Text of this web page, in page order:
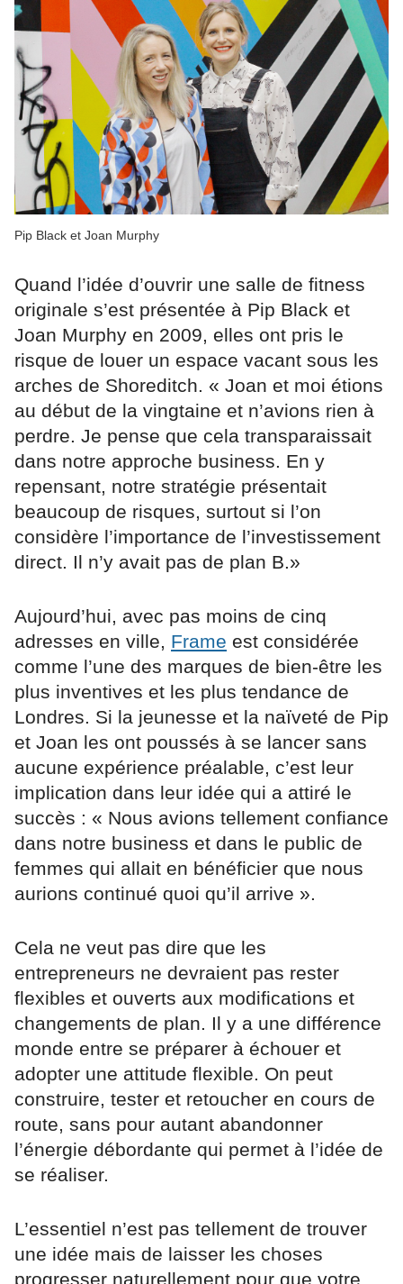
Pip Black et Joan Murphy
Quand l’idée d’ouvrir une salle de fitness
originale s’est présentée à Pip Black et
Joan Murphy en 2009, elles ont pris le
risque de louer un espace vacant sous les
arches de Shoreditch. « Joan et moi étions
au début de la vingtaine et n’avions rien à
perdre. Je pense que cela transparaissait
dans notre approche business. En y
repensant, notre stratégie présentait
beaucoup de risques, surtout si l’on
considère l’importance de l’investissement
direct. Il n’y avait pas de plan B.»
Aujourd’hui, avec pas moins de cinq
adresses en ville, Frame est considérée
comme l’une des marques de bien-être les
plus inventives et les plus tendance de
Londres. Si la jeunesse et la naïveté de Pip
et Joan les ont poussés à se lancer sans
aucune expérience préalable, c’est leur
implication dans leur idée qui a attiré le
succès : « Nous avions tellement confiance
dans notre business et dans le public de
femmes qui allait en bénéficier que nous
aurions continué quoi qu’il arrive ».
Cela ne veut pas dire que les
entrepreneurs ne devraient pas rester
flexibles et ouverts aux modifications et
changements de plan. Il y a une différence
monde entre se préparer à échouer et
adopter une attitude flexible. On peut
construire, tester et retoucher en cours de
route, sans pour autant abandonner
l’énergie débordante qui permet à l’idée de
se réaliser.
L’essentiel n’est pas tellement de trouver
une idée mais de laisser les choses
progresser naturellement pour que votre